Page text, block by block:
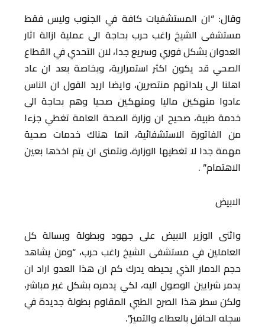
وقال: “ان المستشفيات كافة في الجنوب وليس فقط
مستشفى الشيخ راغب حرب بحاجة الى عملية ازالة اثار
العدوان بشكل فوري وسريع جدا، لان التحدي في القطاع
الصحي قد يكون اكثر استمرارية، وبخاصة بعد ان عاد
اهلنا الى بلداتهم منتصرين، وايضا اريد القول ان الناس
عادوا منهكين ماليا ومنهكين صحيا وهم بحاجة الى
خدمة طبية، صحيح ان وزارة الصحة العامة تغطي جزءا
من الفاتورة الاستشفائية، انما هناك خدمات صحية
مهمة جدا لا تغطيها الوزارة، ونتمنى ان يتم اخذها بعين
الاهتمام” .
الابيض
واثنى الوزير الابيض على جهود وبطولة وبسالة كل
العاملين في مستشفى الشيخ راغب حرب، “ومن يشاهد
حجم الدمار الذي يحيطه يدرك كم ان هذا العدو اراد ان
يدمر شرايين الوصول اليه، لكي يدمره بشكل غير مباشر،
ولكن سطر هذا الصرح الطبي المقاوم بطولة جديدة في
سجله الحافل بالعطاء والتميز”.